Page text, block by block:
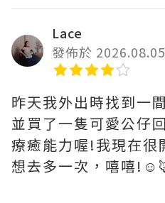
Lace
發佈於 2026.08.05
昨天我外出時找到一
並買了一隻可愛公仔
療癒能力喔!我現在很
想去多一次，嘻嘻